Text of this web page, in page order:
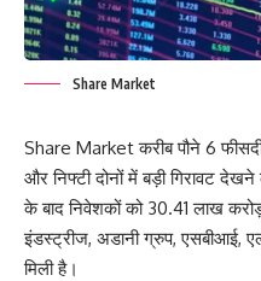
Share Market
Share Market करीब पौने 6
और निफ्टी दोनों में बड़ी गिरावट
के बाद निवेशकों को 30.41 लाख
इंडस्ट्रीज, अडानी ग्रुप, एसबीआई,
मिली है।